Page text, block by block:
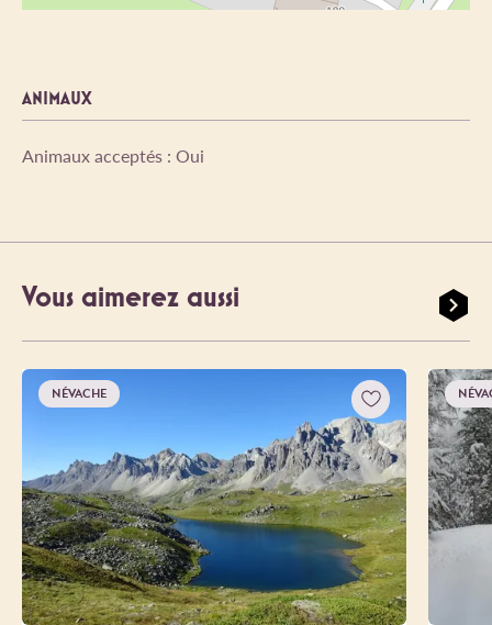
ANIMAUX
Animaux acceptés : Oui
Vous aimerez aussi
NÉVACHE